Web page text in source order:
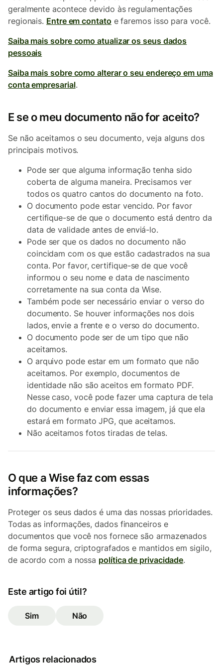
geralmente acontece devido às regulamentações
regionais. Entre em contato e faremos isso para você.
Saiba mais sobre como atualizar os seus dados
pessoais
Saiba mais sobre como alterar o seu endereço em uma
conta empresarial.
E se o meu documento não for aceito?
Se não aceitamos o seu documento, veja alguns dos
principais motivos.
Pode ser que alguma informação tenha sido
coberta de alguma maneira. Precisamos ver
todos os quatro cantos do documento na foto.
O documento pode estar vencido. Por favor
certifique-se de que o documento está dentro da
data de validade antes de enviá-lo.
Pode ser que os dados no documento não
coincidam com os que estão cadastrados na sua
conta. Por favor, certifique-se de que você
informou o seu nome e data de nascimento
corretamente na sua conta da Wise.
Também pode ser necessário enviar o verso do
documento. Se houver informações nos dois
lados, envie a frente e o verso do documento.
O documento pode ser de um tipo que não
aceitamos.
O arquivo pode estar em um formato que não
aceitamos. Por exemplo, documentos de
identidade não são aceitos em formato PDF.
Nesse caso, você pode fazer uma captura de tela
do documento e enviar essa imagem, já que ela
estará em formato JPG, que aceitamos.
Não aceitamos fotos tiradas de telas.
O que a Wise faz com essas
informações?
Proteger os seus dados é uma das nossas prioridades.
Todas as informações, dados financeiros e
documentos que você nos fornece são armazenados
de forma segura, criptografados e mantidos em sigilo,
de acordo com a nossa política de privacidade.
Este artigo foi útil?
Sim Não
Artigos relacionados